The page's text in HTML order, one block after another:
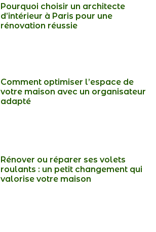
Pourquoi choisir un architecte
d’intérieur à Paris pour une
rénovation réussie
Comment optimiser l’espace de
votre maison avec un organisateur
adapté
Rénover ou réparer ses volets
roulants : un petit changement qui
valorise votre maison